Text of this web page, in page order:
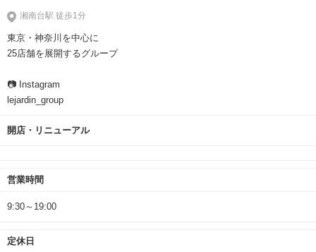
湘南台駅 徒歩1分
東京・神奈川を中心に
25店舗を展開するグループ
📷 Instagram
lejardin_group
開店・リニューアル
営業時間
9:30～19:00
定休日